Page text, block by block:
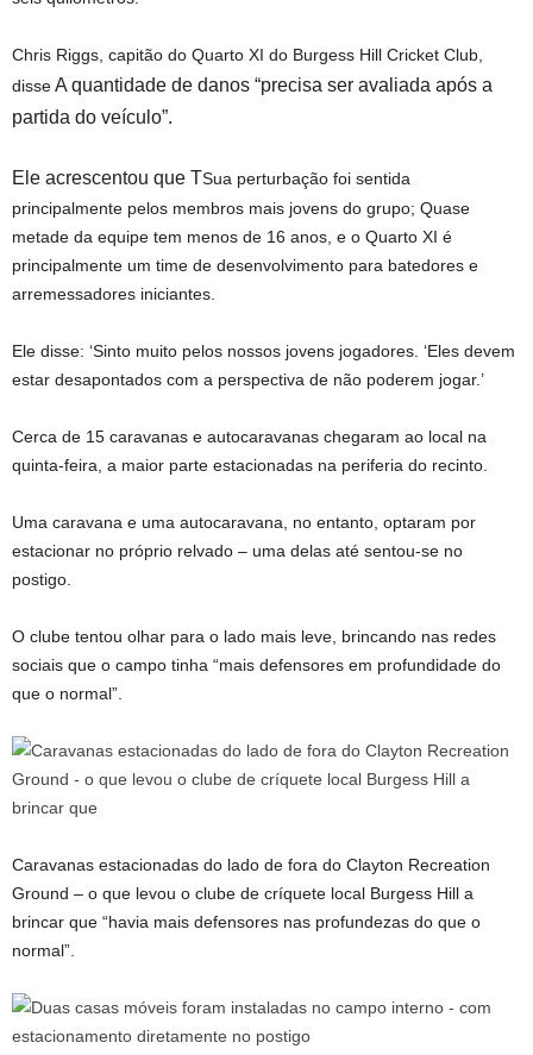
Chris Riggs, capitão do Quarto XI do Burgess Hill Cricket Club,
disseA quantidade de danos “precisa ser avaliada após a
partida do veículo”.
Ele acrescentou que TSua perturbação foi sentida
principalmente pelos membros mais jovens do grupo; Quase
metade da equipe tem menos de 16 anos, e o Quarto XI é
principalmente um time de desenvolvimento para batedores e
arremessadores iniciantes.
Ele disse: ‘Sinto muito pelos nossos jovens jogadores. ‘Eles devem
estar desapontados com a perspectiva de não poderem jogar.’
Cerca de 15 caravanas e autocaravanas chegaram ao local na
quinta-feira, a maior parte estacionadas na periferia do recinto.
Uma caravana e uma autocaravana, no entanto, optaram por
estacionar no próprio relvado – uma delas até sentou-se no
postigo.
O clube tentou olhar para o lado mais leve, brincando nas redes
sociais que o campo tinha “mais defensores em profundidade do
que o normal”.
Caravanas estacionadas do lado de fora do Clayton Recreation
Ground – o que levou o clube de críquete local Burgess Hill a
brincar que “havia mais defensores nas profundezas do que o
normal”.